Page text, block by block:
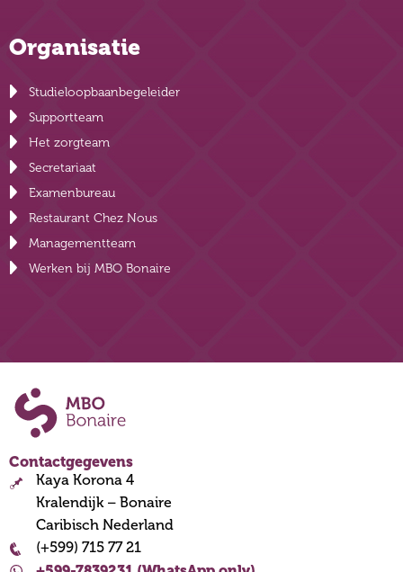
Organisatie
Studieloopbaanbegeleider
Supportteam
Het zorgteam
Secretariaat
Examenbureau
Restaurant Chez Nous
Managementteam
Werken bij MBO Bonaire
Contactgegevens
Kaya Korona 4
Kralendijk – Bonaire
Caribisch Nederland
(+599) 715 77 21